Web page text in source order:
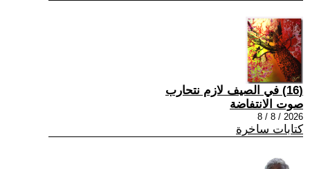
(16) في الصيف لازم نتحارب
صوت الانتفاضة
2026 / 8 / 8
كتابات ساخرة